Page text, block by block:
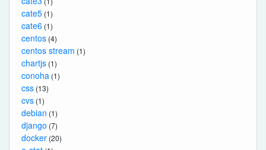
cate5 (1)
cate6 (1)
centos (4)
centos stream (1)
chartjs (1)
conoha (1)
css (13)
cvs (1)
debian (1)
django (7)
docker (20)